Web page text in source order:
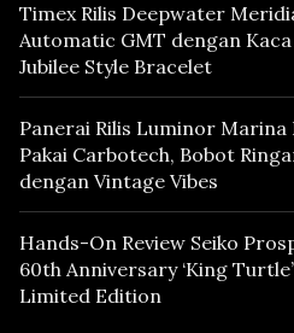
Timex Rilis Deepwater
Automatic GMT dengan
Jubilee Style Bracelet
Panerai Rilis Luminor Marina
Pakai Carbotech, Bobot
dengan Vintage Vibes
Hands-On Review Seiko
60th Anniversary ‘King
Limited Edition